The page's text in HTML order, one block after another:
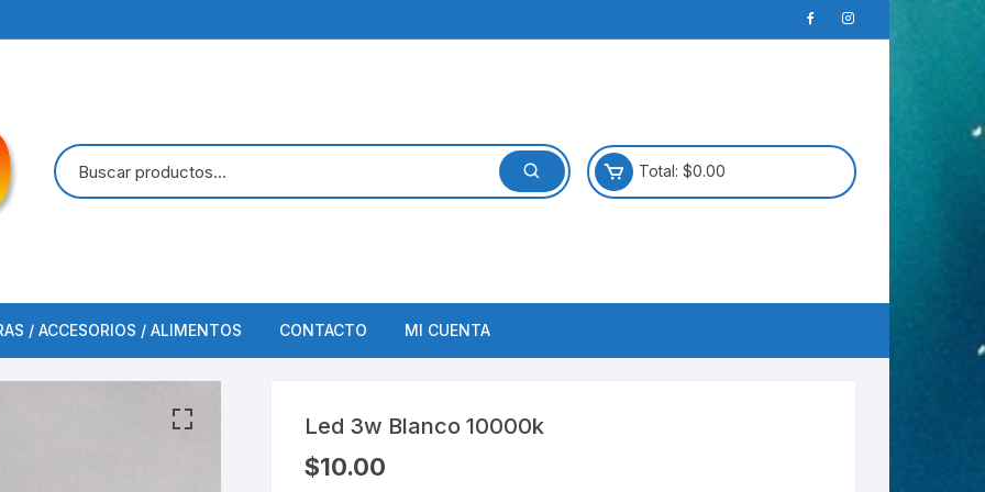
Total: $0.00
FINALIZAR COMPRA
/ ACCESORIOS / ALIMENTOS CONTACTO MI CUENTA
Led 3w Blanco 10000k
$10.00